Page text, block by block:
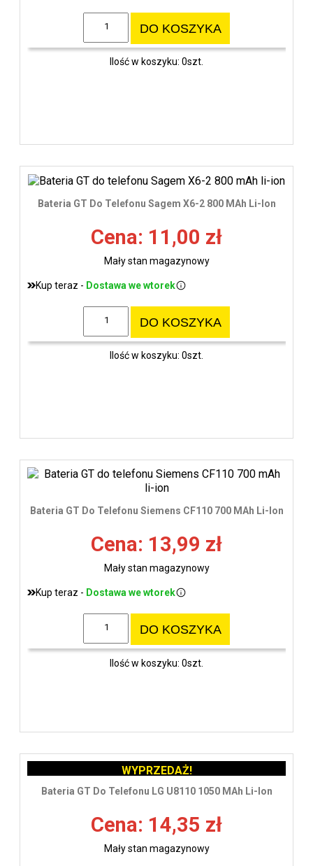
DO KOSZYKA
Ilość w koszyku: 0szt.
Bateria GT Do Telefonu Sagem X6-2 800 MAh Li-Ion
Cena: 11,00 zł
Mały stan magazynowy
Kup teraz - Dostawa we wtorek
DO KOSZYKA
Ilość w koszyku: 0szt.
Bateria GT Do Telefonu Siemens CF110 700 MAh Li-Ion
Cena: 13,99 zł
Mały stan magazynowy
Kup teraz - Dostawa we wtorek
DO KOSZYKA
Ilość w koszyku: 0szt.
Bateria GT Do Telefonu LG U8110 1050 MAh Li-Ion
Cena: 14,35 zł
Mały stan magazynowy
WYPRZEDAŻ!